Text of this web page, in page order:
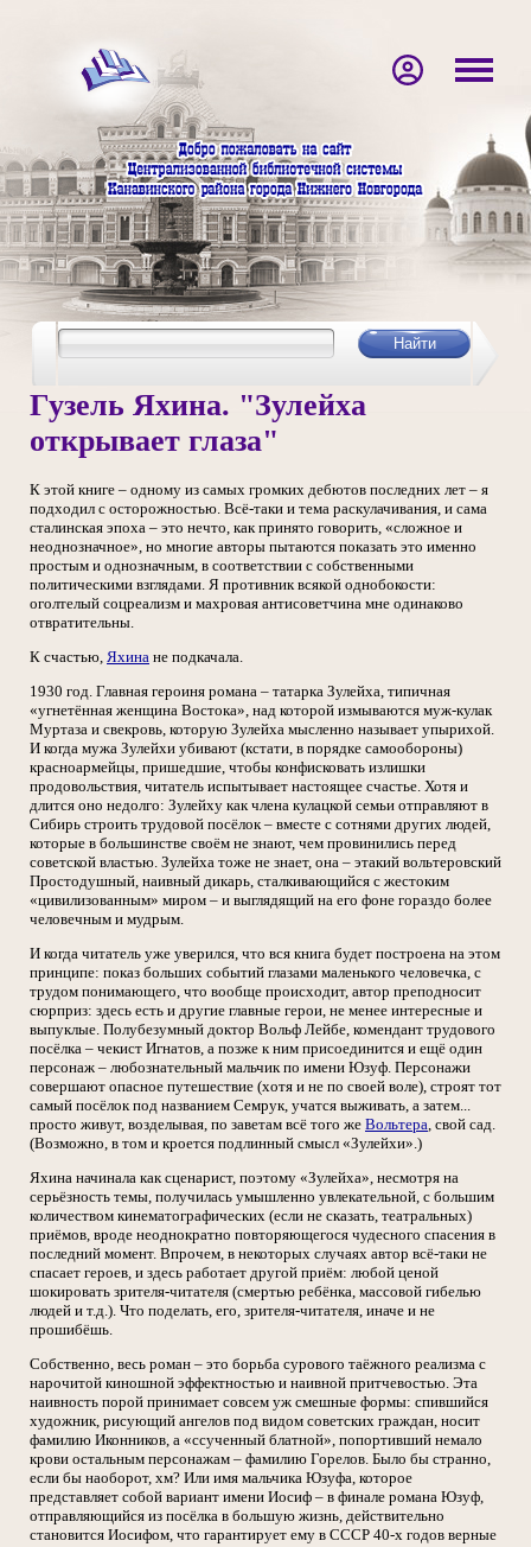
Гузель Яхина. "Зулейха
открывает глаза"
К этой книге – одному из самых громких дебютов последних лет – я
подходил с осторожностью. Всё-таки и тема раскулачивания, и сама
сталинская эпоха – это нечто, как принято говорить, «сложное и
неоднозначное», но многие авторы пытаются показать это именно
простым и однозначным, в соответствии с собственными
политическими взглядами. Я противник всякой однобокости:
оголтелый соцреализм и махровая антисоветчина мне одинаково
отвратительны.
К счастью, Яхина не подкачала.
1930 год. Главная героиня романа – татарка Зулейха, типичная
«угнетённая женщина Востока», над которой измываются муж-кулак
Муртаза и свекровь, которую Зулейха мысленно называет упырихой.
И когда мужа Зулейхи убивают (кстати, в порядке самообороны)
красноармейцы, пришедшие, чтобы конфисковать излишки
продовольствия, читатель испытывает настоящее счастье. Хотя и
длится оно недолго: Зулейху как члена кулацкой семьи отправляют в
Сибирь строить трудовой посёлок – вместе с сотнями других людей,
которые в большинстве своём не знают, чем провинились перед
советской властью. Зулейха тоже не знает, она – этакий вольтеровский
Простодушный, наивный дикарь, сталкивающийся с жестоким
«цивилизованным» миром – и выглядящий на его фоне гораздо более
человечным и мудрым.
И когда читатель уже уверился, что вся книга будет построена на этом
принципе: показ больших событий глазами маленького человечка, с
трудом понимающего, что вообще происходит, автор преподносит
сюрприз: здесь есть и другие главные герои, не менее интересные и
выпуклые. Полубезумный доктор Вольф Лейбе, комендант трудового
посёлка – чекист Игнатов, а позже к ним присоединится и ещё один
персонаж – любознательный мальчик по имени Юзуф. Персонажи
совершают опасное путешествие (хотя и не по своей воле), строят тот
самый посёлок под названием Семрук, учатся выживать, а затем...
просто живут, возделывая, по заветам всё того же Вольтера, свой сад.
(Возможно, в том и кроется подлинный смысл «Зулейхи».)
Яхина начинала как сценарист, поэтому «Зулейха», несмотря на
серьёзность темы, получилась умышленно увлекательной, с большим
количеством кинематографических (если не сказать, театральных)
приёмов, вроде неоднократно повторяющегося чудесного спасения в
последний момент. Впрочем, в некоторых случаях автор всё-таки не
спасает героев, и здесь работает другой приём: любой ценой
шокировать зрителя-читателя (смертью ребёнка, массовой гибелью
людей и т.д.). Что поделать, его, зрителя-читателя, иначе и не
прошибёшь.
Собственно, весь роман – это борьба сурового таёжного реализма с
нарочитой киношной эффектностью и наивной притчевостью. Эта
наивность порой принимает совсем уж смешные формы: спившийся
художник, рисующий ангелов под видом советских граждан, носит
фамилию Иконников, а «ссученный блатной», попортивший немало
крови остальным персонажам – фамилию Горелов. Было бы странно,
если бы наоборот, хм? Или имя мальчика Юзуфа, которое
представляет собой вариант имени Иосиф – в финале романа Юзуф,
отправляющийся из посёлка в большую жизнь, действительно
становится Иосифом, что гарантирует ему в СССР 40-х годов верные